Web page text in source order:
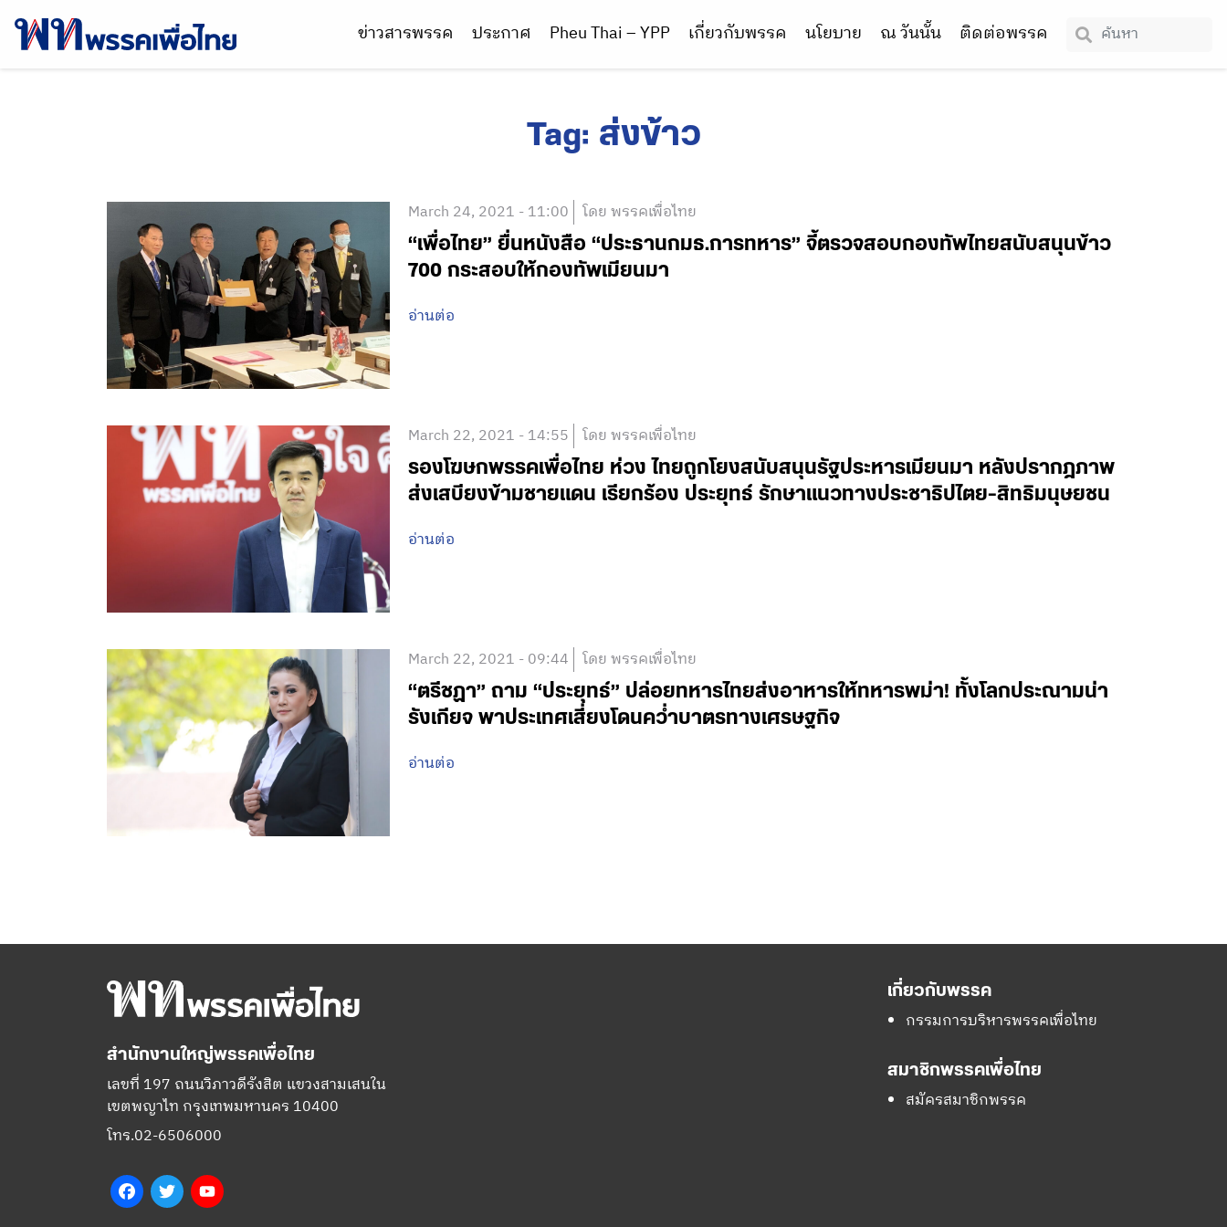
ข่าวสารพรรค ประกาศ Pheu Thai – YPP เกี่ยวกับพรรค นโยบาย ณ วันนั้น ติดต่อพรรค
Tag: ส่งข้าว
March 24, 2021 - 11:00 โดย พรรคเพื่อไทย
“เพื่อไทย” ยื่นหนังสือ “ประธานกมธ.การทหาร” จี้ตรวจสอบกองทัพไทยสนับสนุนข้าว
700 กระสอบให้กองทัพเมียนมา
อ่านต่อ
March 22, 2021 - 14:55 โดย พรรคเพื่อไทย
รองโฆษกพรรคเพื่อไทย ห่วง ไทยถูกโยงสนับสนุนรัฐประหารเมียนมา หลังปรากฎภาพ
ส่งเสบียงข้ามชายแดน เรียกร้อง ประยุทธ์ รักษาแนวทางประชาธิปไตย-สิทธิมนุษยชน
อ่านต่อ
March 22, 2021 - 09:44 โดย พรรคเพื่อไทย
“ตรีชฏา” ถาม “ประยุทธ์” ปล่อยทหารไทยส่งอาหารให้ทหารพม่า! ทั้งโลกประณามน่า
รังเกียจ พาประเทศเสี่ยงโดนคว่ำบาตรทางเศรษฐกิจ
อ่านต่อ
สำนักงานใหญ่พรรคเพื่อไทย
เลขที่ 197 ถนนวิภาวดีรังสิต แขวงสามเสนใน
เขตพญาไท กรุงเทพมหานคร 10400
โทร.02-6506000
FacebookTwitter
เกี่ยวกับพรรค
กรรมการบริหารพรรคเพื่อไทย
สมาชิกพรรคเพื่อไทย
สมัครสมาชิกพรรค